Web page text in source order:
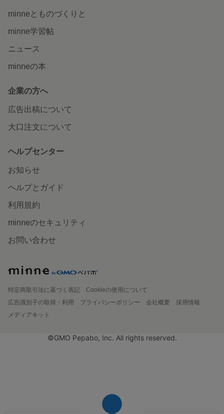
minneとものづくりと
minne学習帖
ニュース
minneの本
企業の方へ
広告出稿について
大口注文について
ヘルプセンター
お知らせ
ヘルプとガイド
利用規約
minneのセキュリティ
お問い合わせ
特定商取引法に基づく表記
Cookieの使用について
広告識別子の取得・利用
プライバシーポリシー 会社概要
採用情報
メディアキット
©GMO Pepabo, Inc. All rights reserved.